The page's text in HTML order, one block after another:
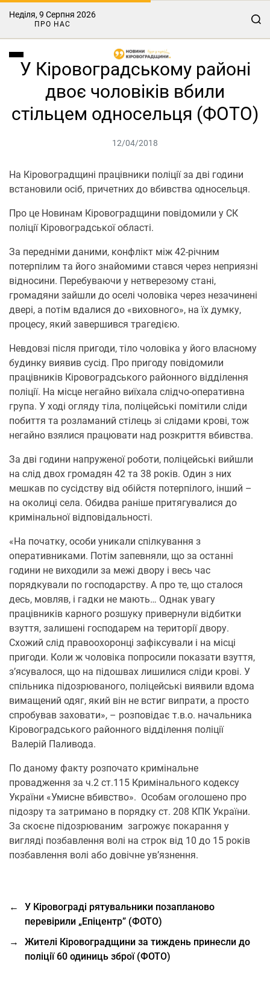
Неділя, 9 Серпня 2026
ПРО НАС
У Кіровоградському районі
двоє чоловіків вбили
стільцем односельця (ФОТО)
12/04/2018
На Кіровоградщині працівники поліції за дві години
встановили осіб, причетних до вбивства односельця.
Про це Новинам Кіровоградщини повідомили у СК
поліції Кіровоградської області.
За передніми даними, конфлікт між 42-річним
потерпілим та його знайомими стався через неприязні
відносини. Перебуваючи у нетверезому стані,
громадяни зайшли до оселі чоловіка через незачинені
двері, а потім вдалися до «виховного», на їх думку,
процесу, який завершився трагедією.
Невдовзі після пригоди, тіло чоловіка у його власному
будинку виявив сусід. Про пригоду повідомили
працівників Кіровоградського районного відділення
поліції. На місце негайно виїхала слідчо-оперативна
група. У ході огляду тіла, поліцейські помітили сліди
побиття та розламаний стілець зі слідами крові, тож
негайно взялися працювати над розкриття вбивства.
За дві години напруженої роботи, поліцейські вийшли
на слід двох громадян 42 та 38 років. Один з них
мешкав по сусідству від обійстя потерпілого, інший –
на околиці села. Обидва раніше притягувалися до
кримінальної відповідальності.
«На початку, особи уникали спілкування з
оперативниками. Потім запевняли, що за останні
години не виходили за межі двору і весь час
порядкували по господарству. А про те, що сталося
десь, мовляв, і гадки не мають… Однак увагу
працівників карного розшуку привернули відбитки
взуття, залишені господарем на території двору.
Схожий слід правоохоронці зафіксували і на місці
пригоди. Коли ж чоловіка попросили показати взуття,
з’ясувалося, що на підошвах лишилися сліди крові. У
спільника підозрюваного, поліцейські виявили вдома
вимащений одяг, який він не встиг випрати, а просто
спробував заховати», – розповідає т.в.о. начальника
Кіровоградського районного відділення поліції
Валерій Паливода.
По даному факту розпочато кримінальне
провадження за ч.2 ст.115 Кримінального кодексу
України «Умисне вбивство». Особам оголошено про
підозру та затримано в порядку ст. 208 КПК України.
За скоєне підозрюваним загрожує покарання у
вигляді позбавлення волі на строк від 10 до 15 років
позбавлення волі або довічне ув’язнення.
←
У Кіровограді рятувальники позапланово
перевірили „Епіцентр” (ФОТО)
→
Жителі Кіровоградщини за тиждень принесли до
поліції 60 одиниць зброї (ФОТО)